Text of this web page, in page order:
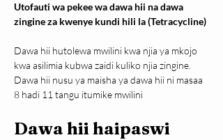
Utofauti wa pekee wa dawa hii na dawa
zingine za kwenye kundi hili la (Tetracycline)
Dawa hii hutolewa mwilini kwa njia ya mkojo
kwa asilimia kubwa zaidi kuliko njia zingine.
Dawa hii nusu ya maisha ya dawa hii ni masaa
8 hadi 11 tangu itumike mwilini
Dawa hii haipaswi